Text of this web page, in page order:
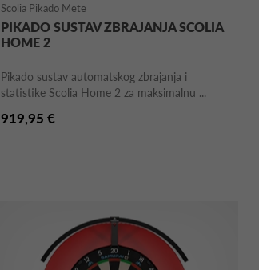
Scolia Pikado Mete
PIKADO SUSTAV ZBRAJANJA SCOLIA
HOME 2
Pikado sustav automatskog zbrajanja i
statistike Scolia Home 2 za maksimalnu ...
919,95 €